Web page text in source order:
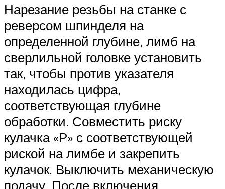
Нарезание резьбы на станке с
реверсом шпинделя на
определенной глубине, лимб на
сверлильной головке установить
так, чтобы против указателя
находилась цифра,
соответствующая глубине
обработки. Совместить риску
кулачка «Р» с соответствующей
риской на лимбе и закрепить
кулачок. Выключить механическую
подачу. После включения